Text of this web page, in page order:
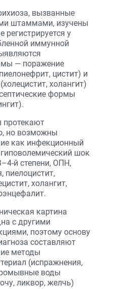
вызванные
штаммами, изучены
регистрируется у
иммунной
— поражение
цистит) и
холангит)
формы
но возможны
как инфекционный
шок
й степени, ОПН,
пиелоцистит,
холангит,
картина
с другими
поэтому основу
составляют
методы
(испражнения,
воды
ликвор, желчь)